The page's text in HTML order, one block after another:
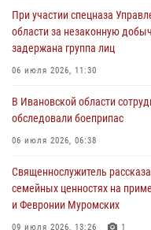
охранными организациями
Ивановской области
24 июля 2026, 15:25
патроны у местного жителя
24 июля 2026, 13:53
При участии спецназа
области за незаконную
задержана группа лиц
06 июля 2026, 11:30
В Ивановской области
обследовали боеприпас
06 июля 2026, 06:38
Священнослужитель
семейных ценностях на
и Февронии Муромских
09 июля 2026, 13:26 1